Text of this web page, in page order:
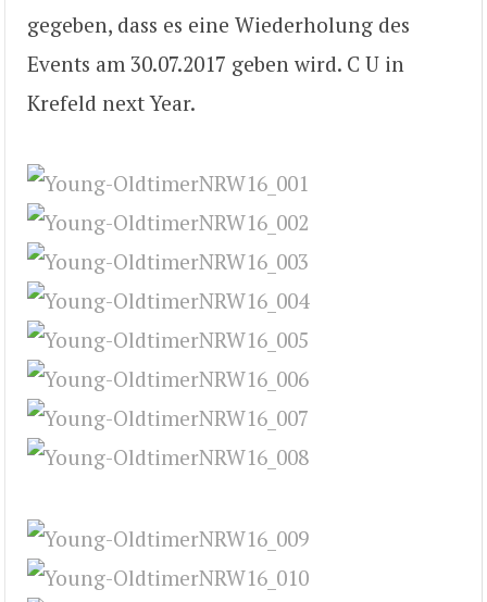
gegeben, dass es eine Wiederholung des
Events am 30.07.2017 geben wird. C U in
Krefeld next Year.